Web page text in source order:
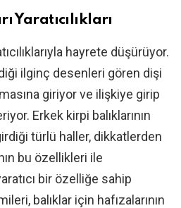
Yaratıcılıkları
hayrete düşürüyor.
ilginç desenleri gören dişi
giriyor ve ilişkiye girip
Erkek kirpi balıklarının
türlü haller, dikkatlerden
bu özellikleri ile
bir özelliğe sahip
balıklar için hafızalarının